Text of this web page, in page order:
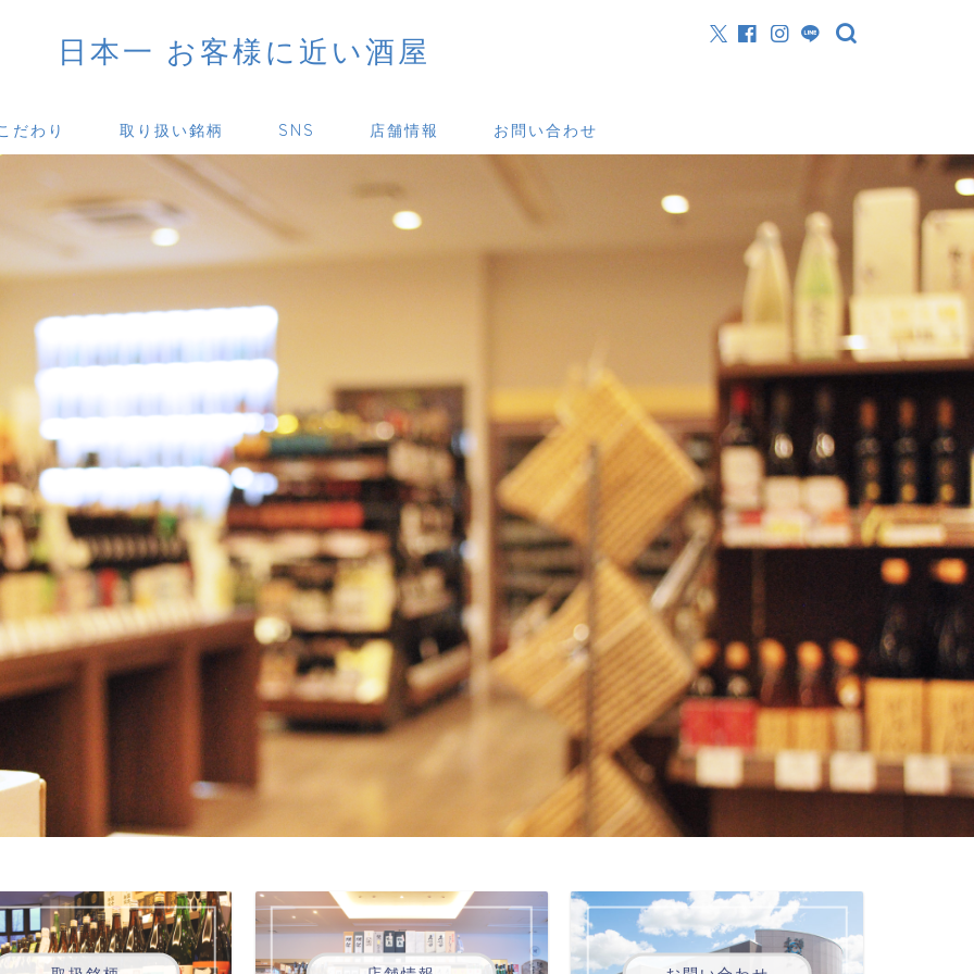
日本一 お客様に近い酒屋
だわり 取り扱い銘柄 SNS 店舗情報 お問い合わせ